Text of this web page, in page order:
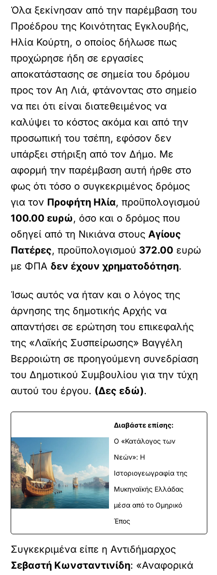
Όλα ξεκίνησαν από την παρέμβαση του
Προέδρου της Κοινότητας Εγκλουβής,
Ηλία Κούρτη, ο οποίος δήλωσε πως
προχώρησε ήδη σε εργασίες
αποκατάστασης σε σημεία του δρόμου
προς τον Αη Λιά, φτάνοντας στο σημείο
να πει ότι είναι διατεθειμένος να
καλύψει το κόστος ακόμα και από την
προσωπική του τσέπη, εφόσον δεν
υπάρξει στήριξη από τον Δήμο. Με
αφορμή την παρέμβαση αυτή ήρθε στο
φως ότι τόσο ο συγκεκριμένος δρόμος
για τον Προφήτη Ηλία, προϋπολογισμού
100.00 ευρώ, όσο και ο δρόμος που
οδηγεί από τη Νικιάνα στουςΑγίους
Πατέρες, προϋπολογισμού 372.00 ευρώ
με ΦΠΑ δεν έχουν χρηματοδότηση.
Ίσως αυτός να ήταν και ο λόγος της
άρνησης της δημοτικής Αρχής να
απαντήσει σε ερώτηση του επικεφαλής
της «Λαϊκής Συσπείρωσης» Βαγγέλη
Βερροιώτη σε προηγούμενη συνεδρίαση
του Δημοτικού Συμβουλίου για την τύχη
αυτού του έργου. (Δες εδώ).
Διαβάστε επίσης:
Ο «Κατάλογος των
Νεών»: Η
Ιστοριογεωγραφία της
Μυκηναϊκής Ελλάδας
μέσα από το Ομηρικό
Έπος
Συγκεκριμένα είπε η Αντιδήμαρχος
Σεβαστή Κωνσταντινίδη: «Αναφορικά